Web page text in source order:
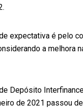
expectativa é pelo
a melhora
Depósito
de 2021 passou de